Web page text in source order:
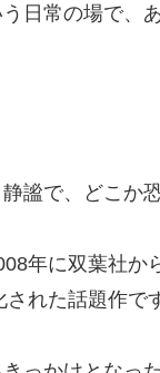
日常の場で、
謐で、どこか恐
年に双葉社か
れた話題作で